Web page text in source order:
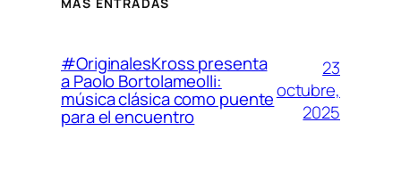
MÁS ENTRADAS
#OriginalesKross presenta
a Paolo Bortolameolli:
música clásica como puente
para el encuentro
23
octubre,
2025